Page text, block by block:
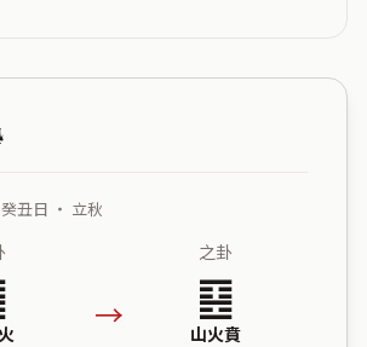
丑日 ・ 立秋
→
之卦
䷕
山火賁